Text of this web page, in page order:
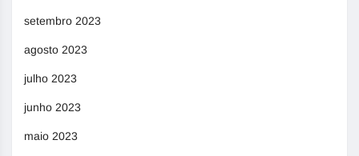
setembro 2023
agosto 2023
julho 2023
junho 2023
maio 2023